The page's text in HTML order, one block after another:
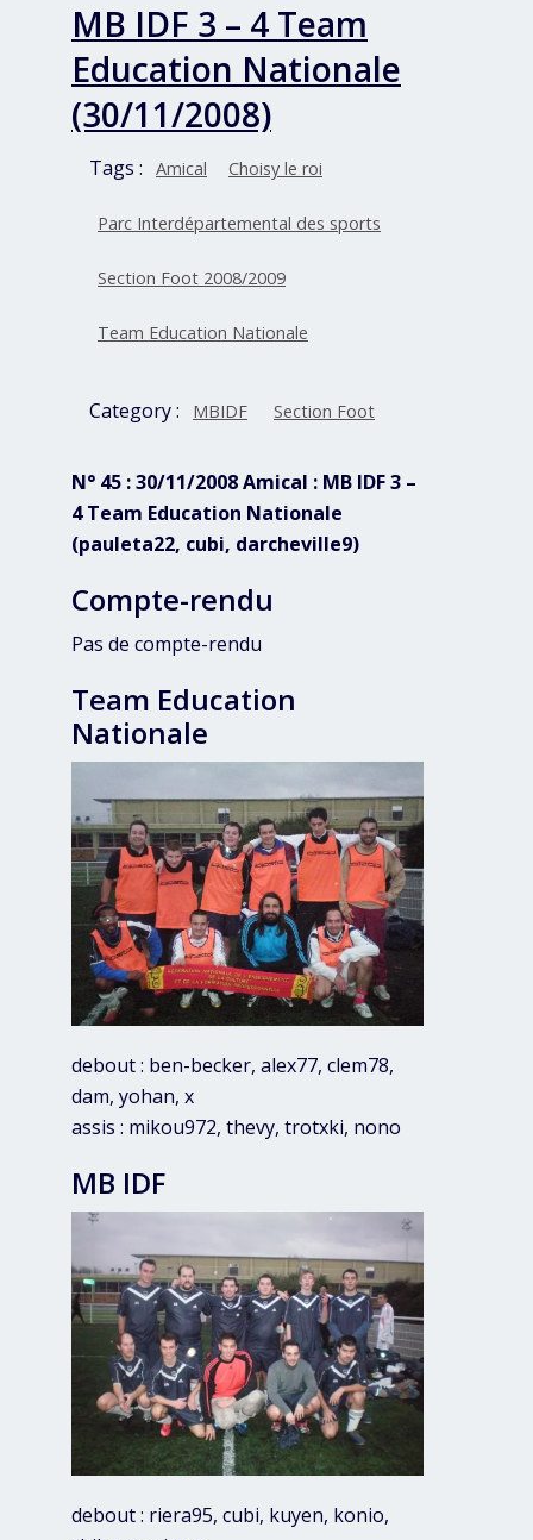
MB IDF 3 – 4 Team
Education Nationale
(30/11/2008)
Tags : Amical Choisy le roi
Parc Interdépartemental des sports
Section Foot 2008/2009
Team Education Nationale
Category : MBIDF Section Foot
N° 45 : 30/11/2008 Amical : MB IDF 3 –
4 Team Education Nationale
(pauleta22, cubi, darcheville9)
Compte-rendu
Pas de compte-rendu
Team Education
Nationale
debout : ben-becker, alex77, clem78,
dam, yohan, x
assis : mikou972, thevy, trotxki, nono
MB IDF
debout : riera95, cubi, kuyen, konio,